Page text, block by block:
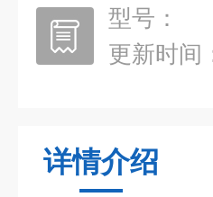
型号：
更新时间
详情介绍